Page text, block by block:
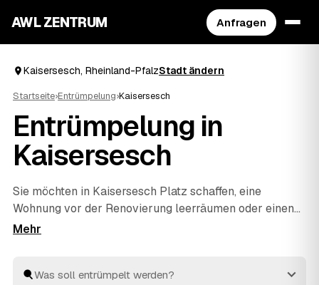
AWL ZENTRUM Anfragen
Kaisersesch, Rheinland-PfalzStadt ändern
Startseite›Entrümpelung›Kaisersesch
Entrümpelung in
Kaisersesch
Sie möchten in Kaisersesch Platz schaffen, eine
Wohnung vor der Renovierung leerräumen oder einen
Nachlass auflösen? Beschreiben Sie Ihren Auftrag bei
Pfalz. Vom einzelnen Raum bis zur kompletten